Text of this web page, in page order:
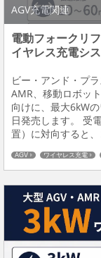
AGV充電関連
電動フォークリ
イヤレス充電シ
ビー・アンド・プ
AMR、移動ロボッ
向けに、最大6kW
日発売します。 受
置）に対向すると
を利用して充電す
AGV ワイヤレス充電